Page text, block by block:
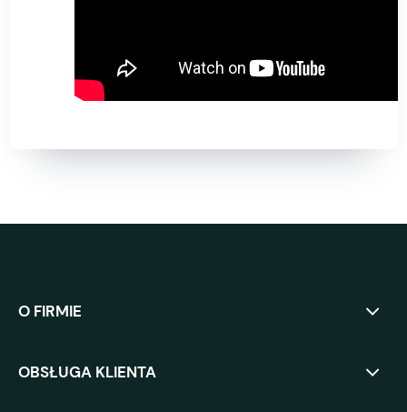
O FIRMIE
OBSŁUGA KLIENTA